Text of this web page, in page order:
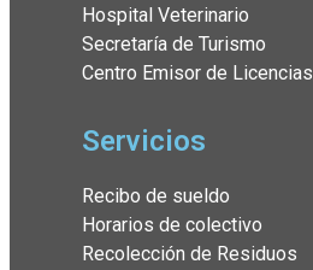
Hospital Veterinario
Secretaría de Turismo
Centro Emisor de Licencias
Servicios
Recibo de sueldo
Horarios de colectivo
Recolección de Residuos